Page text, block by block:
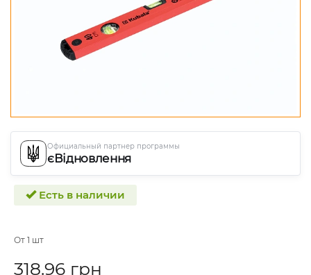
Официальный партнер программы
єВідновлення
Есть в наличии
От 1 шт
318.96 грн